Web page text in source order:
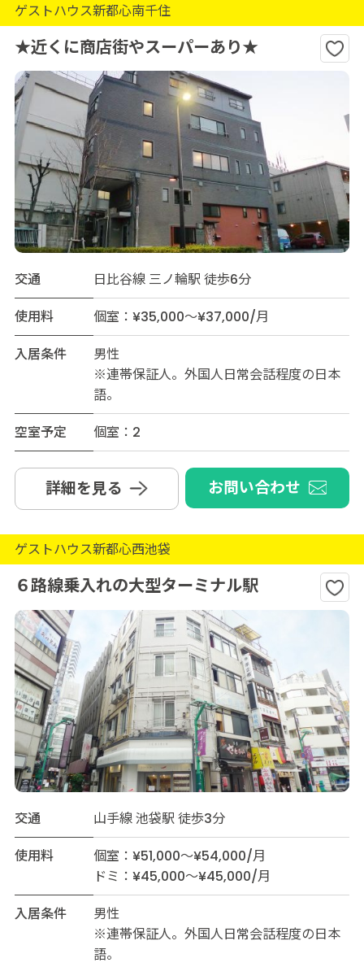
ゲストハウス新都心南千住
★近くに商店街やスーパーあり★
交通
日比谷線 三ノ輪駅 徒歩6分
使用料
個室：¥35,000～¥37,000/月
入居条件
男性
※連帯保証人。外国人日常会話程度の日本
語。
空室予定
個室：2
詳細を見る お問い合わせ
ゲストハウス新都心西池袋
６路線乗入れの大型ターミナル駅
交通
山手線 池袋駅 徒歩3分
使用料
個室：¥51,000～¥54,000/月
ドミ：¥45,000～¥45,000/月
入居条件
男性
※連帯保証人。外国人日常会話程度の日本
語。